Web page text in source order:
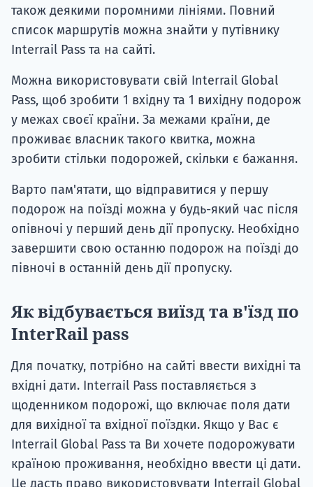
також деякими поромними лініями. Повний
список маршрутів можна знайти у путівнику
Interrail Pass та на сайті.
Можна використовувати свій Interrail Global
Pass, щоб зробити 1 вхідну та 1 вихідну подорож
у межах своєї країни. За межами країни, де
проживає власник такого квитка, можна
зробити стільки подорожей, скільки є бажання.
Варто пам'ятати, що відправитися у першу
подорож на поїзді можна у будь-який час після
опівночі у перший день дії пропуску. Необхідно
завершити свою останню подорож на поїзді до
півночі в останній день дії пропуску.
Як відбувається виїзд та в'їзд по
InterRail pass
Для початку, потрібно на сайті ввести вихідні та
вхідні дати. Interrail Pass поставляється з
щоденником подорожі, що включає поля дати
для вихідної та вхідної поїздки. Якщо у Вас є
Interrail Global Pass та Ви хочете подорожувати
країною проживання, необхідно ввести ці дати.
Це дасть право використовувати Interrail Global